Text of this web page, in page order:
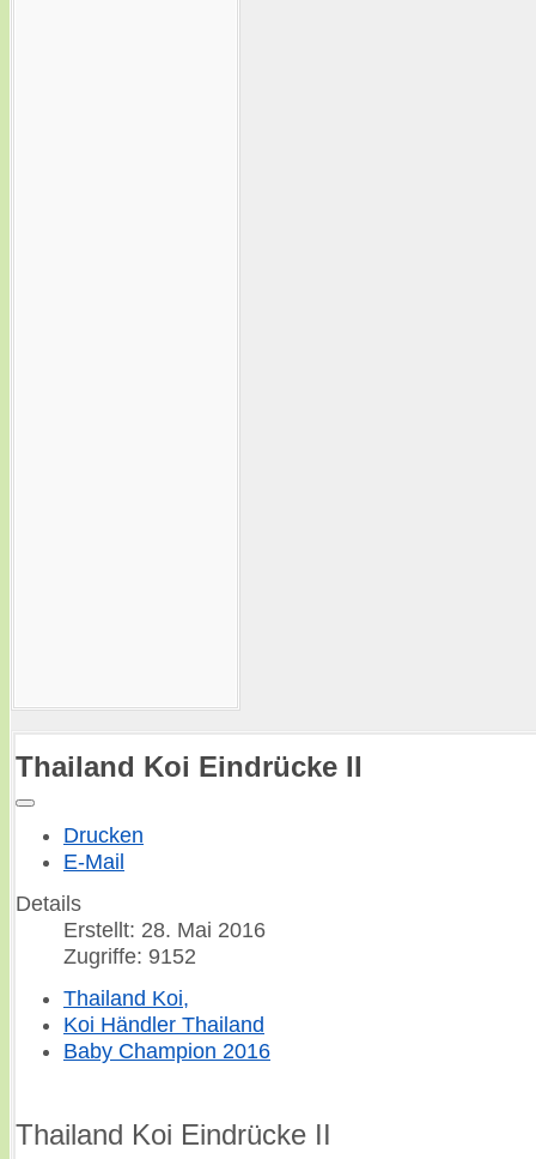
Thailand Koi Eindrücke II
Drucken
E-Mail
Details
Erstellt: 28. Mai 2016
Zugriffe: 9152
Thailand Koi,
Koi Händler Thailand
Baby Champion 2016
Thailand Koi Eindrücke II